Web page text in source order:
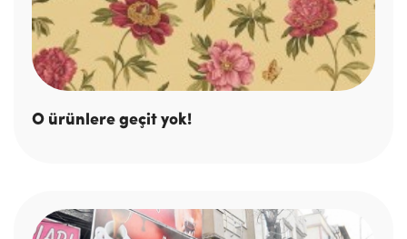
O ürünlere geçit yok!